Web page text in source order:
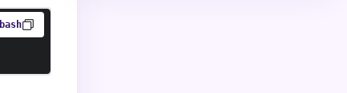
bash